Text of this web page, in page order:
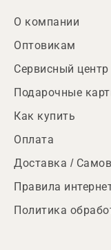
О компании
Оптовикам
Сервисный центр
Подарочные
Как купить
Оплата
Доставка /
Правила
Политика